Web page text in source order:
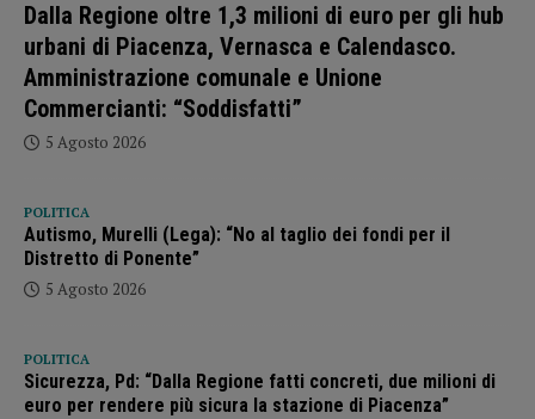
Dalla Regione oltre 1,3 milioni di euro per gli hub
urbani di Piacenza, Vernasca e Calendasco.
Amministrazione comunale e Unione
Commercianti: “Soddisfatti”
5 Agosto 2026
POLITICA
Autismo, Murelli (Lega): “No al taglio dei fondi per il
Distretto di Ponente”
5 Agosto 2026
POLITICA
Sicurezza, Pd: “Dalla Regione fatti concreti, due milioni di
euro per rendere più sicura la stazione di Piacenza”